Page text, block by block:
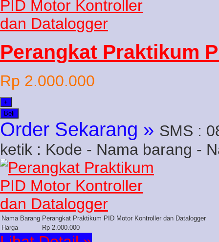
Perangkat Praktikum
Rp 2.000.000
+
Beli
Order Sekarang » SMS :
ketik : Kode - Nama barang -
Nama Barang Perangkat Praktikum PID Motor Kontroller dan Datalogger
Harga
Rp 2.000.000